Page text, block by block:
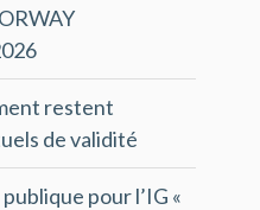
restent
de validité
pour l’IG «